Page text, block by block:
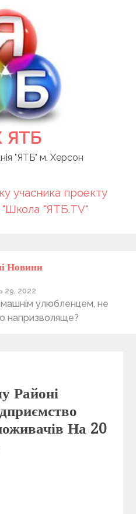
ЯТБ
"ЯТБ" м. Херсон
учасника проекту
"Школа "ЯТБ.TV"
Новини
29, 2022
улюбленцем, не
напризволяще?
Районі
На 20